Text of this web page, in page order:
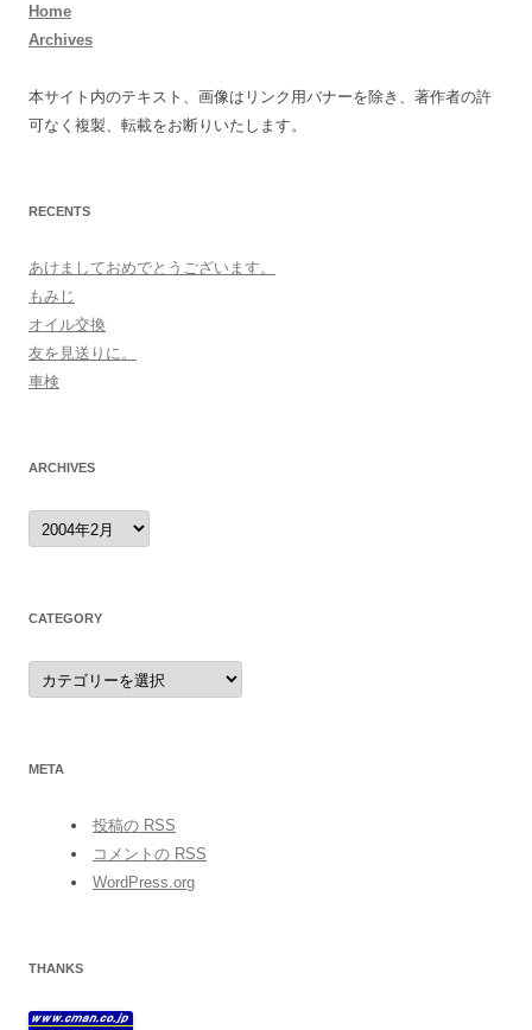
Home
Archives
本サイト内のテキスト、画像はリンク用バナーを除き、著作者の許
可なく複製、転載をお断りいたします。
RECENTS
あけましておめでとうございます。
もみじ
オイル交換
友を見送りに。
車検
ARCHIVES
archives
CATEGORY
category
META
投稿の RSS
コメントの RSS
WordPress.org
THANKS